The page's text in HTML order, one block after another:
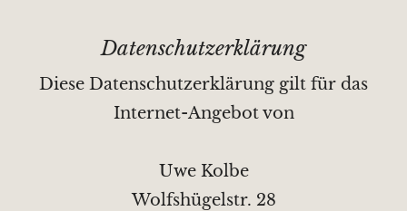
Datenschutzerklärung
Diese Datenschutzerklärung gilt für das
Internet-Angebot von
Uwe Kolbe
Wolfshügelstr. 28